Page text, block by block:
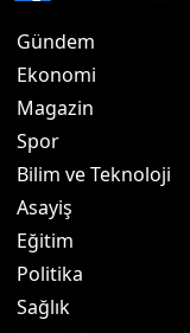
Gündem
Ekonomi
Magazin
Spor
Bilim ve Teknoloji
Asayiş
Eğitim
Politika
Sağlık